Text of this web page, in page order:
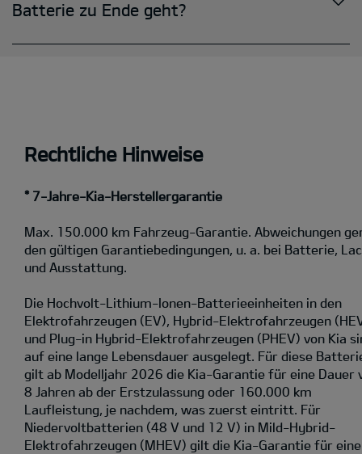
Rechtliche Hinweise
* 7-Jahre-Kia-Herstellergarantie
Max. 150.000 km Fahrzeug-Garantie. Abweichungen
den gültigen Garantiebedingungen, u. a. bei Batterie,
und Ausstattung.
Die Hochvolt-Lithium-Ionen-Batterieeinheiten in den
Elektrofahrzeugen (EV), Hybrid-Elektrofahrzeugen
und Plug-in Hybrid-Elektrofahrzeugen (PHEV) von Kia
auf eine lange Lebensdauer ausgelegt. Für diese
gilt ab Modelljahr 2026 die Kia-Garantie für eine Dauer
8 Jahren ab der Erstzulassung oder 160.000 km
Laufleistung, je nachdem, was zuerst eintritt. Für
Niedervoltbatterien (48 V und 12 V) in Mild-Hybrid-
Elektrofahrzeugen (MHEV) gilt die Kia-Garantie für eine